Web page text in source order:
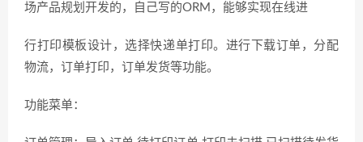
场产品规划开发的，自己写的ORM，能够实现在线进
行打印模板设计，选择快递单打印。进行下载订单，分配
物流，订单打印，订单发货等功能。
功能菜单：